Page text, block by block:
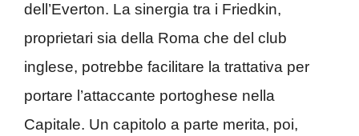
dell’Everton. La sinergia tra i Friedkin,
proprietari sia della Roma che del club
inglese, potrebbe facilitare la trattativa per
portare l’attaccante portoghese nella
Capitale. Un capitolo a parte merita, poi,